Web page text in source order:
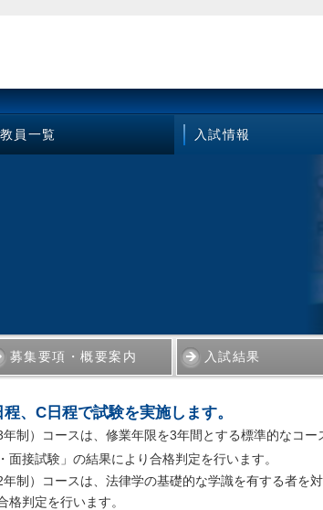
教員一覧 入試情報
募集要項・概要案内 入試結果
、C日程で試験を実施します。
年制）コースは、修業年限を3年間とする標準的なコ
面接試験」の結果により合格判定を行います。
年制）コースは、法律学の基礎的な学識を有する者
格判定を行います。